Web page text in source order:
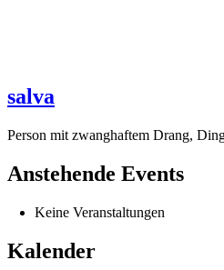
salva
Person mit zwanghaftem Drang,
Anstehende Events
Keine Veranstaltungen
Kalender